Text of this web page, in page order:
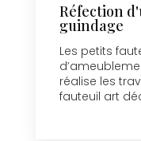
Réfection
guindage
Les petits
réalise les
fauteuil art